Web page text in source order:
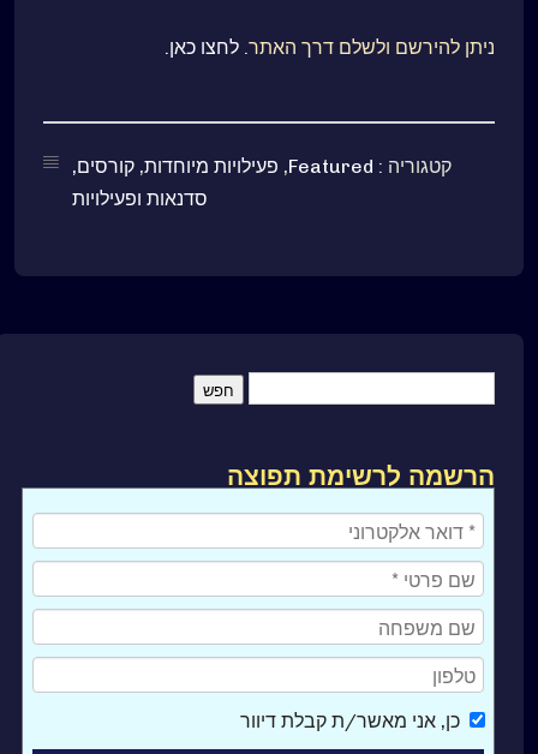
ניתן להירשם ולשלם דרך האתר. לחצו כאן.
קטגוריה : Featured
, פעילויות מיוחדות, קורסים,
סדנאות ופעילויות
הרשמה לרשימת תפוצה
כן, אני מאשר/ת קבלת דיוור